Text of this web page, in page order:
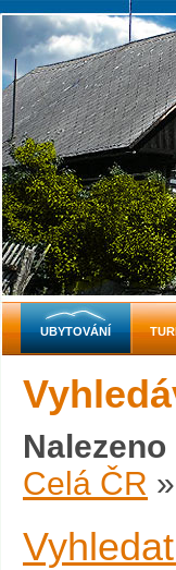
Nalezeno
Celá ČR »
UBYTOVÁNÍ